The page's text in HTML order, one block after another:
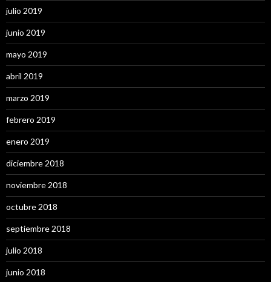
julio 2019
junio 2019
mayo 2019
abril 2019
marzo 2019
febrero 2019
enero 2019
diciembre 2018
noviembre 2018
octubre 2018
septiembre 2018
julio 2018
junio 2018